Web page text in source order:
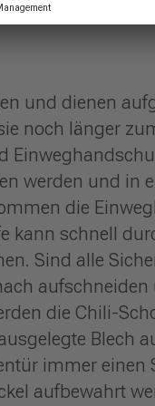
und dienen
noch länger
werden und in
die
kann schnell
Sind alle
die Chili-
Blech
immer einen
aufbewahrt